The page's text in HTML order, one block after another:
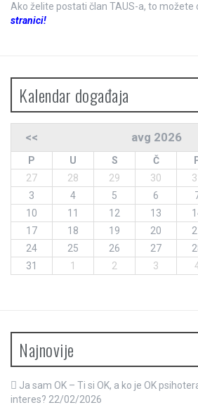
Ako želite postati član TAUS-a, to možete
stranici!
Kalendar događaja
<< avg 2026
P U S Č
27
28 29 30
3
4 5 6
10
11 12 13
17
18 19 20
24
25 26 27
31
1 2 3
Najnovije
Ja sam OK – Ti si OK, a ko je OK
interes? 22/02/2026